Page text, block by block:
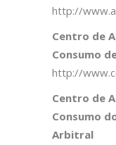
http://
Centro de
Consumo
http://
Centro de
Consumo
Arbitral